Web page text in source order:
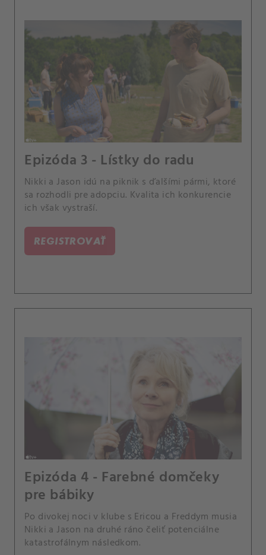
Epizóda 3 - Lístky do radu
Nikki a Jason idú na piknik s ďalšími pármi, ktoré
sa rozhodli pre adopciu. Kvalita ich konkurencie
ich však vystraší.
REGISTROVAŤ
Epizóda 4 - Farebné domčeky
pre bábiky
Po divokej noci v klube s Ericou a Freddym musia
Nikki a Jason na druhé ráno čeliť potenciálne
katastrofálnym následkom.